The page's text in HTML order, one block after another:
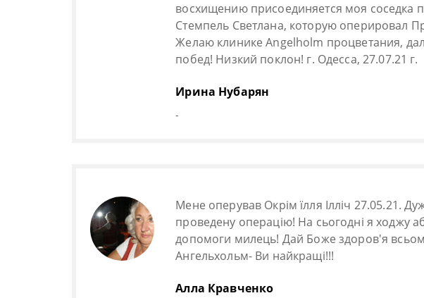
восхищению присоединяется моя соседка
Стемпель Светлана, которую оперировал
Желаю клинике Angelholm процветания,
побед! Низкий поклон! г. Одесса, 27.07.21 г.
Ирина Нубарян
-
Мене оперував Окрім їлля Ілліч 27.05.21.
проведену операцію! На сьогодні я ходжу
допомоги милець! Дай Боже здоров'я
Ангельхольм- Ви найкращі!!!
Алла Кравченко